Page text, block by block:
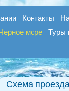
Контакты
море Туры
Схема проезда